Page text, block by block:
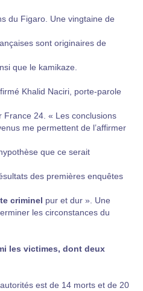
du Figaro. Une vingtaine de
sont originaires de
que le kamikaze.
Khalid Naciri, porte-parole
France 24. « Les conclusions
me permettent de l’affirmer
que ce serait
des premières enquêtes
criminel pur et dur ». Une
les circonstances du
les victimes, dont deux
est de 14 morts et de 20